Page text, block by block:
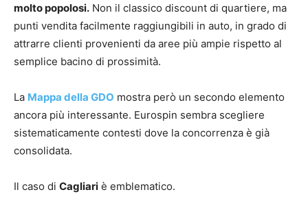
molto popolosi. Non il classico discount di quartiere, ma
punti vendita facilmente raggiungibili in auto, in grado di
attrarre clienti provenienti da aree più ampie rispetto al
semplice bacino di prossimità.
La Mappa della GDO mostra però un secondo elemento
ancora più interessante. Eurospin sembra scegliere
sistematicamente contesti dove la concorrenza è già
consolidata.
Il caso di Cagliari è emblematico.